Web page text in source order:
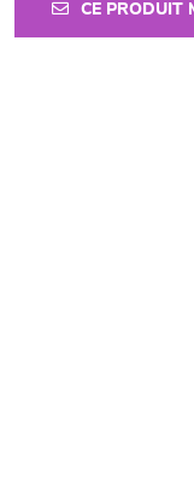
CE PRODUIT